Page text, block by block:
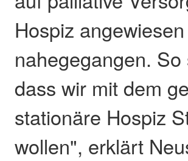
Hospiz
nahegegangen.
dass wir mit dem
stationäre Hospiz
wollen", erklärt